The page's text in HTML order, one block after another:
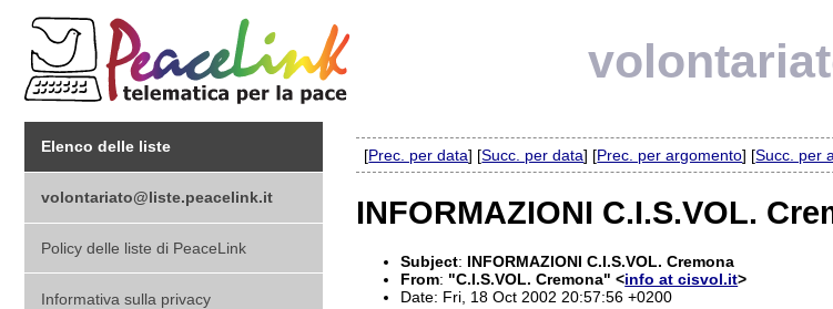
Elenco delle liste
volontariato@liste.peacelink.it
Policy delle liste di PeaceLink
Informativa sulla privacy
[Prec. per data] [Succ. per data] [Prec. per argomento] [Succ. per
INFORMAZIONI C.I.S.VOL.
Subject: INFORMAZIONI C.I.S.VOL. Cremona
From: "C.I.S.VOL. Cremona" <info at cisvol.it>
Date: Fri, 18 Oct 2002 20:57:56 +0200